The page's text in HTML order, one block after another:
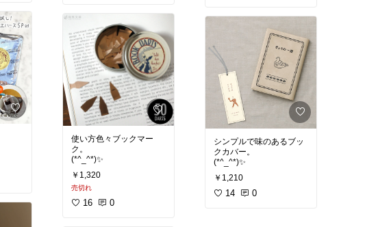
使い方色々ブックマー
ク。
(*^_^*)✨
￥1,320
売切れ
16 0
シンプルで味のあるブッ
クカバー。
(*^_^*)✨
￥1,210
14 0